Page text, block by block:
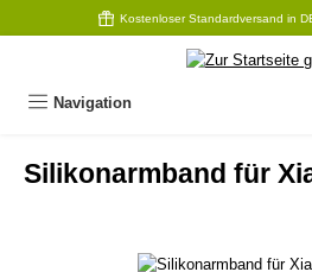
Zum Hauptinhalt springenKostenloser Standardversand in
Navigation
Silikonarmband für
Bildergalerie überspringen